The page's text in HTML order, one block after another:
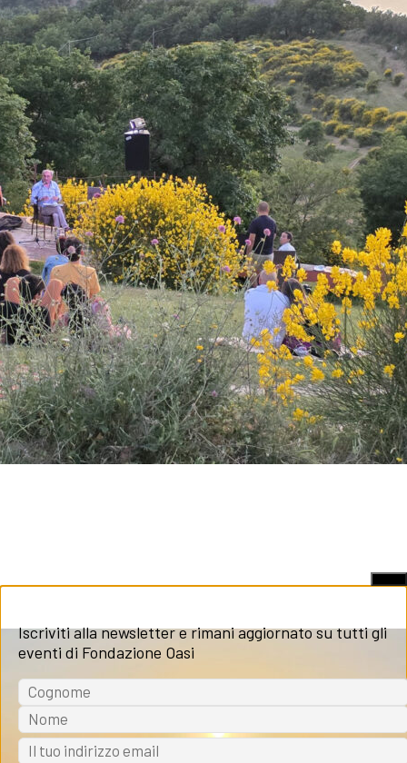
Iscriviti alla newsletter e rimani aggiornato su tutti gli
eventi di Fondazione Oasi